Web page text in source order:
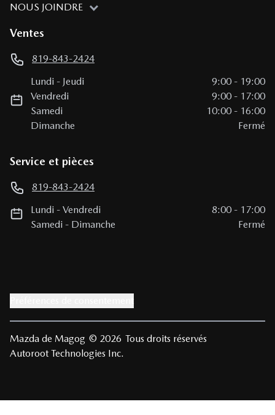
NOUS JOINDRE
Ventes
819-843-2424
Lundi - Jeudi 9:00 - 19:00
Vendredi
9:00 - 17:00
Samedi
10:00 - 16:00
Dimanche
Fermé
Service et pièces
819-843-2424
Lundi -Vendredi 8:00 - 17:00
Samedi - Dimanche Fermé
Mazda de Magog © 2026 Tous droits réservés
Autoroot Technologies Inc.